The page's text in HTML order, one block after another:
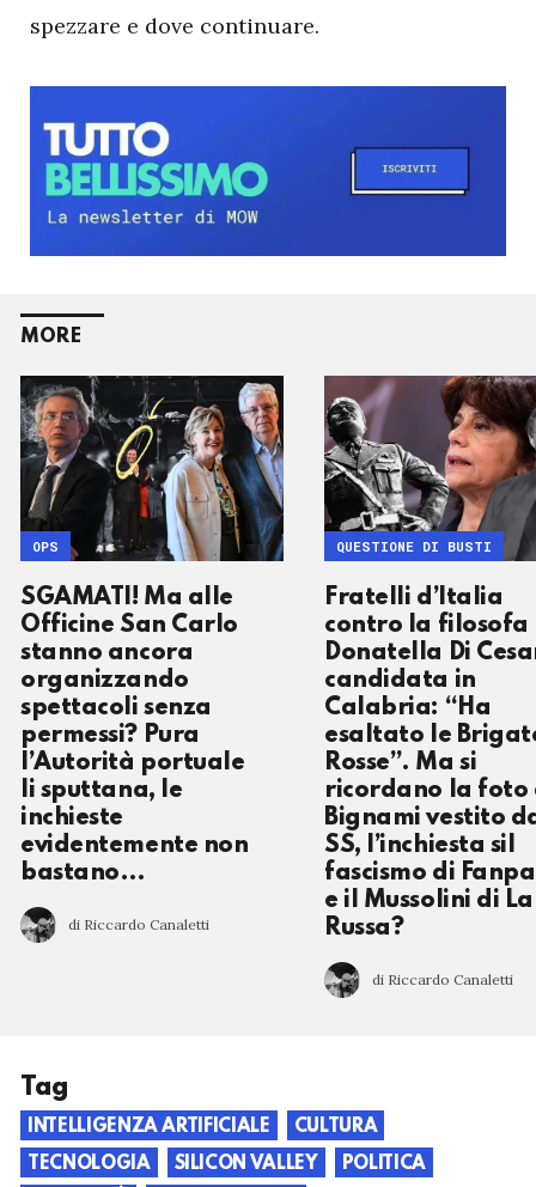
spezzare e dove continuare.
MORE
SGAMATI! Ma alle
Officine San Carlo
stanno ancora
organizzando
spettacoli senza
permessi? Pura
l’Autorità portuale
li sputtana, le
inchieste
evidentemente non
bastano…
di Riccardo Canaletti
OPS
Fratelli d’Italia
contro la filosofa
Donatella Di
candidata in
Calabria: “Ha
esaltato le
Rosse”. Ma si
ricordano la foto
Bignami vestito
SS, l’inchiesta sil
fascismo di
e il Mussolini di La
Russa?
di Riccardo Canaletti
QUESTIONE DI BUSTI
Tag
INTELLIGENZA ARTIFICIALE
CULTURA
TECNOLOGIA
SILICON VALLEY
POLITICA